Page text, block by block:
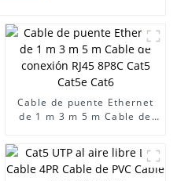
Cable de puente Ethernet
de 1 m 3 m 5 m Cable de